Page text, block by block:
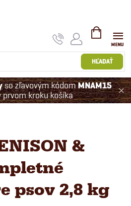
HĽADAŤ
NÁKUPNÝ
KOŠÍK
so zľavovým kódomMNAM15
prvom kroku košíka
&
psov 2,8 kg